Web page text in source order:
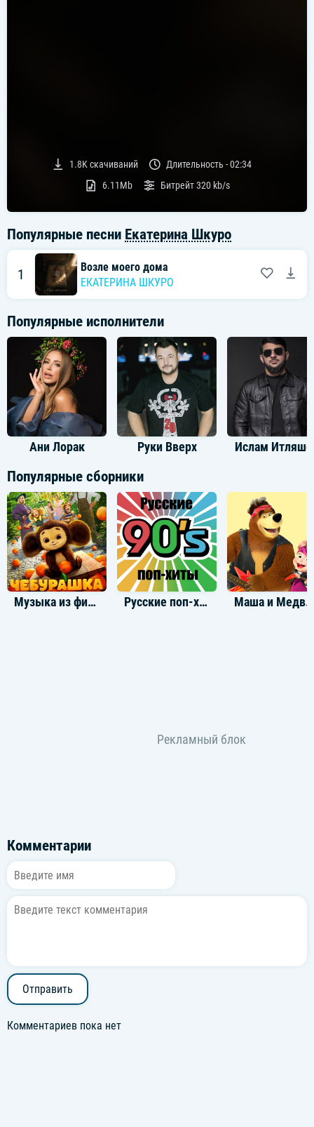
1.8Kскачиваний Длительность -02:34
6.11Mb
Битрейт320 kb/s
Популярные песни Екатерина Шкуро
1
Возле моего дома
ЕКАТЕРИНА ШКУРО
Популярные исполнители
Ани Лорак Руки Вверх Ислам
Популярные сборники
Музыка из фильма Чебурашка Русские поп-хиты 90-х Маша и Медведь песни из мультфильма
Комментарии
Отправить
Комментариев пока нет